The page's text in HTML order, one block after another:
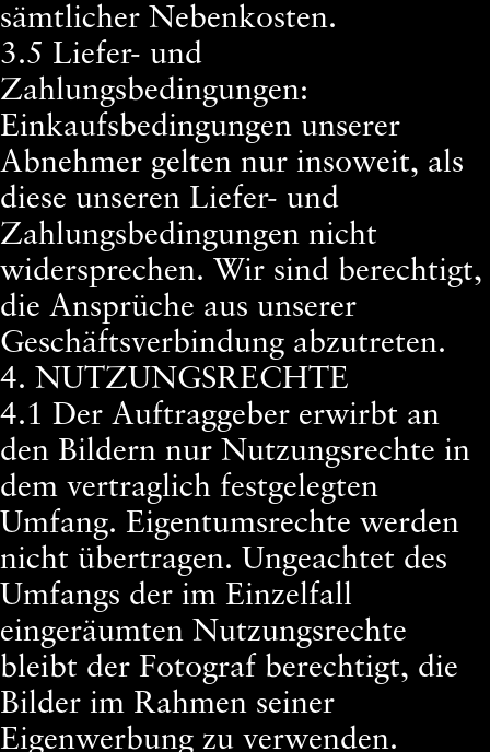
sämtlicher Nebenkosten.
3.5 Liefer- und
Zahlungsbedingungen:
Einkaufsbedingungen unserer
Abnehmer gelten nur insoweit, als
diese unseren Liefer- und
Zahlungsbedingungen nicht
widersprechen. Wir sind berechtigt,
die Ansprüche aus unserer
Geschäftsverbindung abzutreten.
4. NUTZUNGSRECHTE
4.1 Der Auftraggeber erwirbt an
den Bildern nur Nutzungsrechte in
dem vertraglich festgelegten
Umfang. Eigentumsrechte werden
nicht übertragen. Ungeachtet des
Umfangs der im Einzelfall
eingeräumten Nutzungsrechte
bleibt der Fotograf berechtigt, die
Bilder im Rahmen seiner
Eigenwerbung zu verwenden.